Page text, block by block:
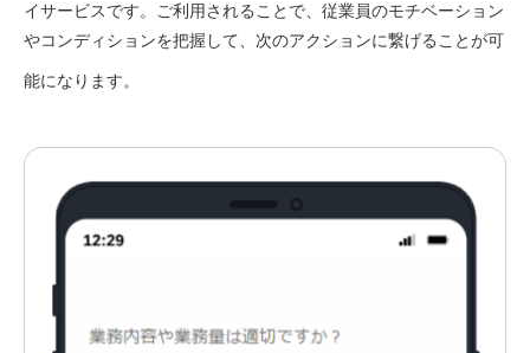
イサービスです。ご利用されることで、 従業員のモチベーション
やコンディションを把握して、次のアクションに繋げることが可
能になります。